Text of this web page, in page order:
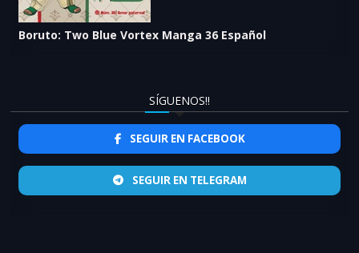
Boruto: Two Blue Vortex Manga 36 Español
SÍGUENOS!!
SEGUIR EN FACEBOOK
SEGUIR EN TELEGRAM